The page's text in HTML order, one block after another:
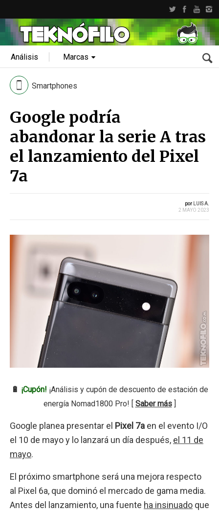
Análisis Marcas
Smartphones
Google podría
abandonar la serie A tras
el lanzamiento del Pixel
7a
por LUIS A.
2 MAYO 2023
🔋 ¡Cupón! ¡Análisis y cupón de descuento de estación de
energía Nomad1800 Pro! [ Saber más]
Google planea presentar el Pixel 7a en el evento I/O
el 10 de mayo y lo lanzará un día después, el 11 de
mayo.
El próximo smartphone será una mejora respecto
al Pixel 6a, que dominó el mercado de gama media.
Antes del lanzamiento, una fuente ha insinuado que